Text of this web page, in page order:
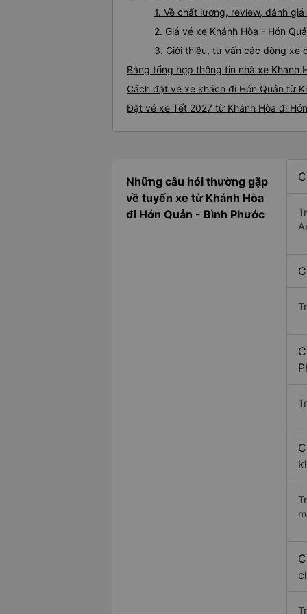
1. Về chất lượng, review, đánh
2. Giá vé xe Khánh Hòa - Hớn
3. Giới thiệu, tư vấn các dòng xe
Bảng tổng hợp thông tin nhà xe Khánh
Cách đặt vé xe khách đi Hớn Quản từ
Đặt vé xe Tết 2027 từ Khánh Hòa đi
Những câu hỏi thường gặp
về tuyến xe từ Khánh Hòa
đi Hớn Quản - Bình Phước